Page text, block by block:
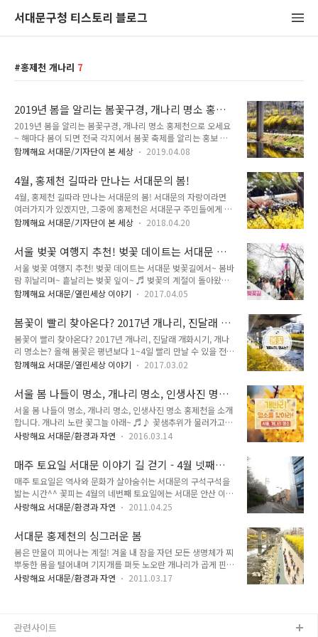
서대문구청 티스토리 블로그
홍제천 개나리 7
2019년 봄을 알리는 봄꽃구경, 개나리 명소 홍제
천으로 오세요~
2019년 봄을 알리는 봄꽃구경, 개나리 명소 홍제천으로 오세요
~ 해마다 봄이 되면 전국 각지에서 봄꽃 축제를 알리는 홍보 포
스터가 온·오프라인을 뜨겁게 달구는데요. 서울에서는 대표적
그만큼 사람이 많이 몰리다보니 꽃 구경보단 사람 구경을 하게
되는 경우가 많습니다. 그래서 이번에 소개할 곳은 서울에서도
상대적으로 사람이 적어 꽃 구경다운 꽃 구경을 할 수 있는 홍제
천을 소개하려고 합니다. 대표적인 봄꽃이라고 하면 벚꽃을 많이
떠올리게 되는데요. 사실 봄에 피는 꽃들은 종을 불문하고 다 이
음속에도 꽃이 피어나는 것처럼 왠지 모르게 기분이 좋아집니다.
서대문구의 봄꽃 명소중 한 곳인 ..
함께해요 서대문/기자단이 본 세상 2019.04.08
4월, 홍제천 길따라 만나는 서대문의 봄!
4월, 홍제천 길따라 만나는 서대문의 봄! 서대문의 자랑이라면
여러가지가 있겠지만, 그중에 홍제천은 서대문구 주민들에게 큰
행복을 주는 곳이 아닐까요? 어느쪽 방향으로 걸어도 가벼운 산
면 어디서든 30분 안에 닿을 수 있으니 한 겨울만 빼면 홍제천은
서대문구 주민들의 쉼터이자 힐링이 되는 따스한 곳입니다. 유난
히 추웠던 겨울이 지나가고 꽃샘추위도 물러 갔으니 홍제천에도
초록 초록~ 새봄이 찾아왔습니다. 예쁜 봄꽃들이 산책을 즐기는
저에게 반갑게 인사를 건네듯 활짝 피어 맞이해주세요. 봄 햇살
타며 쌩쌩 봄바람을 가르기도 합니다. 봄을 만끽하는 주민들의
모습이 평온해 보였어요!! 저는 ..
함께해요 서대문/기자단이 본 세상 2018.04.20
서울 벚꽃 여행지 추천! 벚꽃 데이트는 서대문 벚
꽃길에서~
서울 벚꽃 여행지 추천! 벚꽃 데이트는 서대문 벚꽃길에서~ 봄바
람 휘날리며~ 흩날리는 벚꽃 잎이~ ♬ 벚꽃의 계절이 돌아왔어
요~ 제주도를 시작으로 전국 곳곳에서 벚꽃의 모습을 볼 수 있는
~ ^^ 하지만 행복한 고민!! 어디로 벚꽃을 보러가면 좋을까 고민
되시죠! 오늘 TONG지기가 「서울 벚꽃 여행지」를 소개해드릴
게요! 서대문 곳곳에 있는 벚꽃명소 지금부터 함께 알아봐요~ 서
대문 안산 벚꽃길 가장 먼저 소개해드릴 곳은 서울의 대표 벚꽃
명소 「서대문 안산」 벚꽃입니다. 수양벚나무, 산벚나무, 왕벚
수 있어요! 편하게 쉴 수 있는 '벚꽃 광장', 음악이 함께하는 '벚꽃
음악회', 튤립도..
함께해요 서대문/열린세상 이야기 2017.04.05
봄꽃이 빨리 찾아온다? 2017년 개나리, 진달래 개
화시기, 개나리 명소는?
봄꽃이 빨리 찾아온다? 2017년 개나리, 진달래 개화시기, 개나
리 명소는? 올해 봄꽃은 평년보다 1~4일 빨리 만날 수 있을 전망
입니다! 개나리는 3월 11일 제주도를 시작으로 남부지방은 3월
것으로 예상이 된답니다~ ^^ 진달래도 3월 18일 제주도를 시작
으로 평년보다 빨리 만날 수 있답니다. 봄꽃이 만개하는 시기는
통상 개화 시점에서 약 1주일 정도 지난 시기를 말합니다. 중부
지방은 3월 31일~4월 8일경 만개할 것으로 예상됩니다~ 서울
은 4월 3일경에 절정에 이를 것으로 예상된다고 하네요! ^^
아볼까요~ ^^ 2017년 지역별 개나리, 진달래 개화시기 ▲ 출처
▲ ..
함께해요 서대문/열린세상 이야기 2017.03.02
서울 봄 나들이 명소, 개나리 명소, 인생사진 명소
홍제천을 소개합니다.
서울 봄 나들이 명소, 개나리 명소, 인생사진 명소 홍제천을 소개
합니다. 개나리 노란 꽃그늘 아래~ ♬♪ 꽃샘추위가 물러가고
한결 따뜻한 날씨를 보이고 있는 월요일이에요. 봄이 왔음을 가
개할까 합니다. 따뜻한 봄, 나들이를 계획하고 있다면 바로 이곳!
개나리 명소 홍제천에서 함께 하세요. TONG지기와 함께 홍제천
을 느껴보러 떠나볼까요 ^^ 작년 4월의 홍제천의 모습이에요.
홍제천변을 따라서 피어있는 개나리의 모습~ 너무 아름답지 않
아요~?? 2016년 개나리 개화시기는 3월27일 정도로 예상되고
상하고 있답니다~ ^^ 빨리 만나고 싶어요! 우리나라 고유의 야
생화인 개나리꽃은 어떤..
사랑해요 서대문/환경과 자연 2016.03.14
매주 토요일 서대문 이야기 길 걷기 - 4월 넷째주
'안산 이야기 숲길'
매주 토요일은 역사와 문화가 살아숨쉬는 서대문의 구석구석을
밟는 시간^^ 꽃피는 4월의 네번째 토요일에는 서대문 안산 이야
기 숲길을 걸었답니다. 서대문 안산은 산처럼 보이지 않고 다락
다. 작아보이는 산이지만 올라보면 놀라운 이야기 숲길이 펼쳐지
는데요. 소나무, 벚꽃, 자작나무, 메타세콰이어 숲길 등 아름다운
풍경이 오르는 이들의 눈을 가득 채웁니다. 4월 넷째주 토요일의
이야기 길 코스 들여다보기 서대문구청 - 청소년수련관 - 자연생
태공원 - 성원아파트 뒷길 - 생태연못 - 장수천 배트민턴장 - 무악
사랑해요 서대문/환경과 자연 2011.04.25
서대문 홍제천의 싱그러운 봄
봄은 만물이 피어나는 계절! 겨울 내 잠을 자던 모든 생명체가 찌
뿌둥한 몸을 털어내며 기지개를 펴듯 노오란 개나리가 곱게 핀
홍제천의 모습이랍니다 ^^ 주말을 맞아 맑게 흐르는 홍제천을
볼까?" 입수를 앞두고 있는 귀염둥이 새들 ! 맑은 폭포 아래 몸을
사랑해요 서대문/환경과 자연 2011.03.17
관련사이트